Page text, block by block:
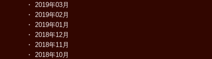
2019年03月
2019年02月
2019年01月
2018年12月
2018年11月
2018年10月